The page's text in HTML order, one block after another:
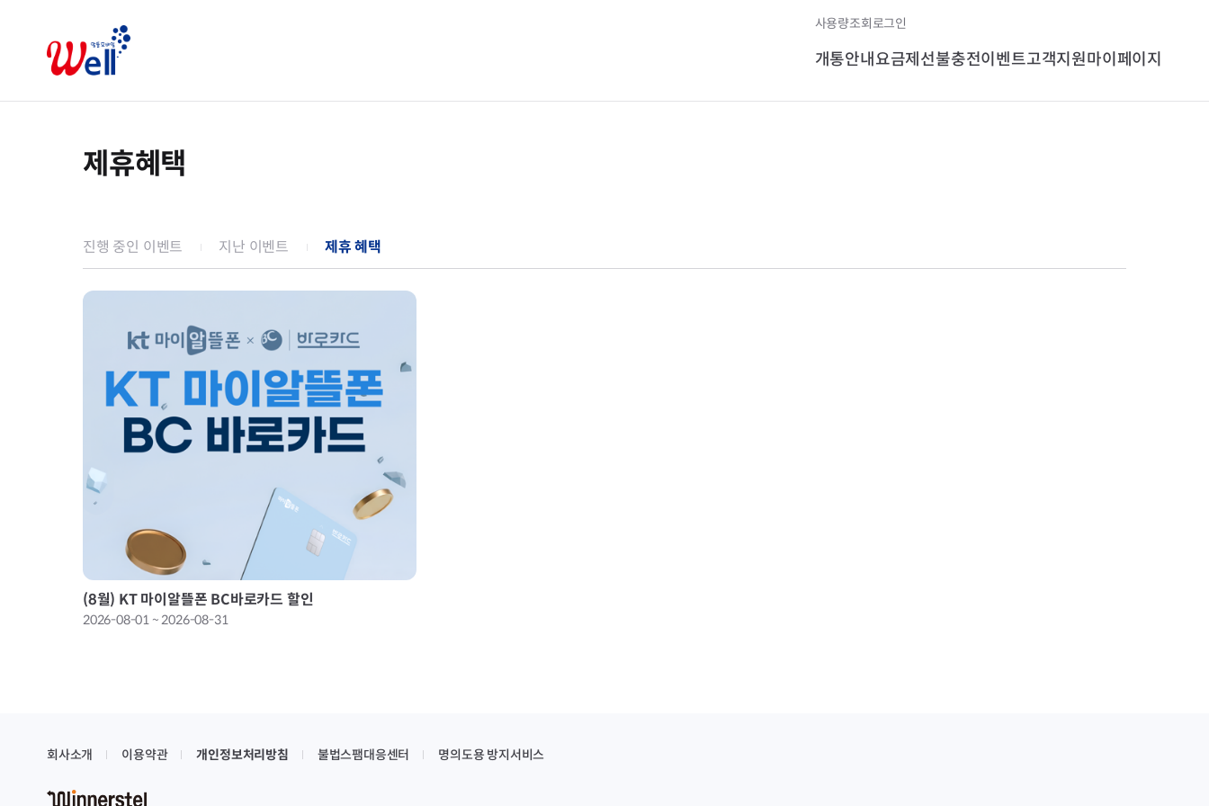
사용량조회로그인
개통안내 요금제 선불충전이벤트고객지원마이페이지
제휴혜택
진행 중인 이벤트 지난 이벤트 제휴 혜택
(8월) KT 마이알뜰폰 BC바로카드 할인
2026-08-01 ~ 2026-08-31
회사소개 이용약관 개인정보처리방침 불법스팸대응센터 명의도용 방지서비스